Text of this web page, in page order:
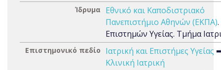
Ίδρυμα
Εθνικό και Καποδιστριακό
Πανεπιστήμιο Αθηνών (ΕΚΠΑ)
Επιστημών Υγείας. Τμήμα
Επιστημονικό πεδίο Ιατρική και Επιστήμες Υγείας
Κλινική Ιατρική